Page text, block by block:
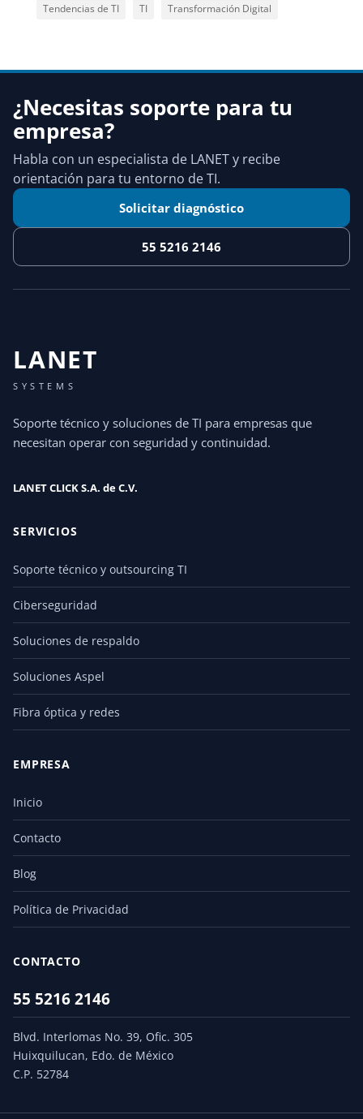
Tendencias de TI
TI Transformación Digital
¿Necesitas soporte para tu
empresa?
Habla con un especialista de LANET y recibe
orientación para tu entorno de TI.
Solicitar diagnóstico
55 5216 2146
LANET
SYSTEMS
Soporte técnico y soluciones de TI para empresas que
necesitan operar con seguridad y continuidad.
LANET CLICK S.A. de C.V.
SERVICIOS
Soporte técnico y outsourcing TI
Ciberseguridad
Soluciones de respaldo
Soluciones Aspel
Fibra óptica y redes
EMPRESA
Inicio
Contacto
Blog
Política de Privacidad
CONTACTO
55 5216 2146
Blvd. Interlomas No. 39, Ofic. 305
Huixquilucan, Edo. de México
C.P. 52784